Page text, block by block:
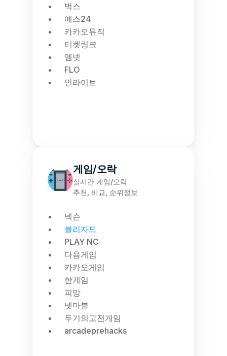
벅스
예스24
카카오뮤직
티켓링크
엠넷
FLO
인라이브
게임/오락
실시간 게임/오락
추천, 비교, 순위정보
넥슨
블리자드
PLAY NC
다음게임
카카오게임
한게임
피망
넷마블
두기의고전게임
arcadeprehacks